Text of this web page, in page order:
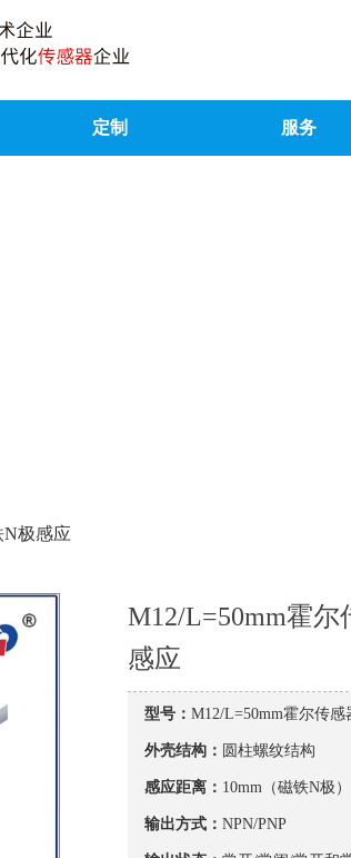
定制 服务
N极感应
M12/L=50mm霍尔
感应
型号： M12/L=50mm霍尔传
外壳结构： 圆柱螺纹结构
感应距离： 10mm（磁铁N极）
输出方式： NPN/PNP